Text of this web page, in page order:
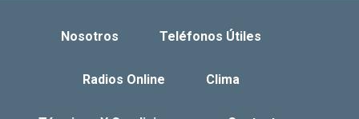
Nosotros Teléfonos Útiles
Radios Online Clima